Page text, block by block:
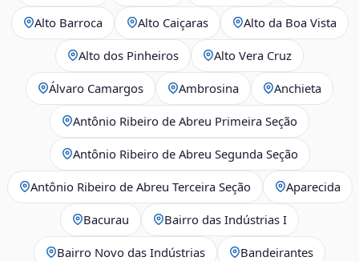
Alto Barroca Alto Caiçaras Alto da Boa Vista
Alto dos Pinheiros Alto Vera Cruz
Álvaro Camargos Ambrosina Anchieta
Antônio Ribeiro de Abreu Primeira Seção
Antônio Ribeiro de Abreu Segunda Seção
Antônio Ribeiro de Abreu Terceira Seção Aparecida
Bacurau Bairro das Indústrias I
Bairro Novo das Indústrias Bandeirantes